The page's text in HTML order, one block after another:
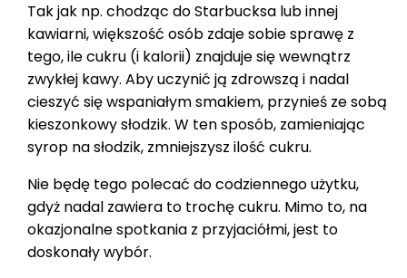
Tak jak np. chodząc do Starbucksa lub innej
kawiarni, większość osób zdaje sobie sprawę z
tego, ile cukru (i kalorii) znajduje się wewnątrz
zwykłej kawy. Aby uczynić ją zdrowszą i nadal
cieszyć się wspaniałym smakiem, przynieś ze sobą
kieszonkowy słodzik. W ten sposób, zamieniając
syrop na słodzik, zmniejszysz ilość cukru.
Nie będę tego polecać do codziennego użytku,
gdyż nadal zawiera to trochę cukru. Mimo to, na
okazjonalne spotkania z przyjaciółmi, jest to
doskonały wybór.